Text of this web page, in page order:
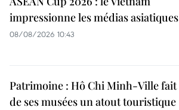
impressionne les médias asiatiques
08/08/2026 10:43
Patrimoine : Hô Chi Minh-Ville fait
de ses musées un atout touristique